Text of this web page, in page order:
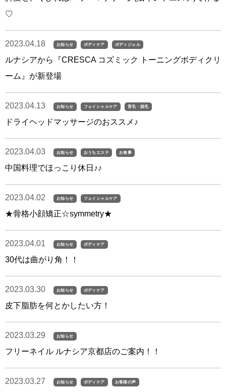
♡
2023.04.18 お知らせ ボディケア ボディジェル
ルナシアから『CRESCA コズミック トーニングボディクリ
ーム』が新登場
2023.04.13 お知らせ フェイシャルケア 育毛・脱毛
ドライヘッドマッサージのおススメ♪
2023.04.03 お知らせ おうちエステ お食事
中国料理でほっこり休日♪♪
2023.04.02 お知らせ フェイシャルケア
★骨格小顔矯正☆symmetry★
2023.04.01 お知らせ ボディケア
30代は曲がり角！！
2023.03.30 お知らせ ボディケア
皮下脂肪を何とかしたい方！
2023.03.29 お知らせ
フリーネイル ルナシア京都店のご案内！！
2023.03.27 お知らせ ボディケア お客様の声